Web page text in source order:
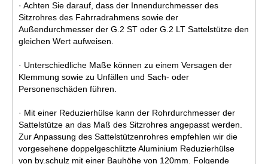
· Achten Sie darauf, dass der Innendurchmesser des
Sitzrohres des Fahrradrahmens sowie der
Außendurchmesser der G.2 ST oder G.2 LT Sattelstütze den
gleichen Wert aufweisen.
· Unterschiedliche Maße können zu einem Versagen der
Klemmung sowie zu Unfällen und Sach- oder
Personenschäden führen.
· Mit einer Reduzierhülse kann der Rohrdurchmesser der
Sattelstütze an das Maß des Sitzrohres angepasst werden.
Zur Anpassung des Sattelstützenrohres empfehlen wir die
vorgesehene doppelgeschlitzte Aluminium Reduzierhülse
von by.schulz mit einer Bauhöhe von 120mm. Folgende